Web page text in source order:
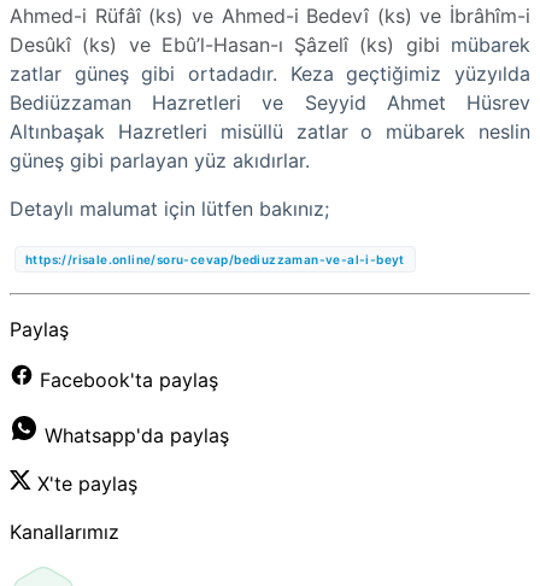
Ahmed-i Rüfâî (ks) ve Ahmed-i Bedevî (ks) ve İbrâhîm-i
Desûkî (ks) ve Ebû’l-Hasan-ı Şâzelî (ks) gibi mübarek
zatlar güneş gibi ortadadır. Keza geçtiğimiz yüzyılda
Bediüzzaman Hazretleri ve Seyyid Ahmet Hüsrev
Altınbaşak Hazretleri misüllü zatlar o mübarek neslin
güneş gibi parlayan yüz akıdırlar.
Detaylı malumat için lütfen bakınız;
https://risale.online/soru-cevap/bediuzzaman-ve-al-i-beyt
Paylaş
Facebook'ta paylaş
Whatsapp'da paylaş
X'te paylaş
Kanallarımız